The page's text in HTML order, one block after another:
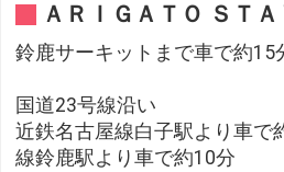
ＡＲＩＧＡＴＯ ＳＴ
鈴鹿サーキットまで車で約15
国道23号線沿い
近鉄名古屋線白子駅より車で
線鈴鹿駅より車で約10分